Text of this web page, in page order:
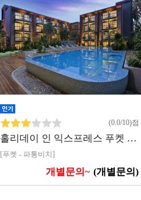
(0.0/10)점
홀리데이 인 익스프레스 푸켓 …
[푸켓 - 파통비치]
개별문의~ (개별문의)